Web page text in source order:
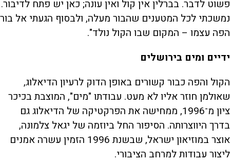
פשוט לדבר. בברלין אין קול ואין עונה; כאן יש פתח לדיבור.
נמשכתי לכל המטענים שהבור מעלה, ולבסוף הגעתי אל בור
הפה עצמו – המקום שבו הקול נולד".
ידיים ומים בירושלים
הקול והפה כבור קשורים באופן הדוק לרעיון הדיאלוג,
שאולמן חוזר אליו לא מעט. עבודתו "מים", המוצבת בכיכר
ציון מ־1996, ממחישה את הפרקטיקה של הדיאלוג גם
בדרך היווצרותה. הסיפור החל ביוזמה של יגאל צלמונה,
אוצר במוזיאון ישראל, שבשנת 1996 הזמין עשרה אמנים
ליצור עבודות למרחב הציבורי.